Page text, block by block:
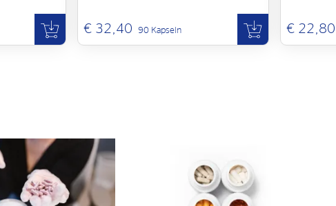
€ 32,40 90 Kapseln € 22,80